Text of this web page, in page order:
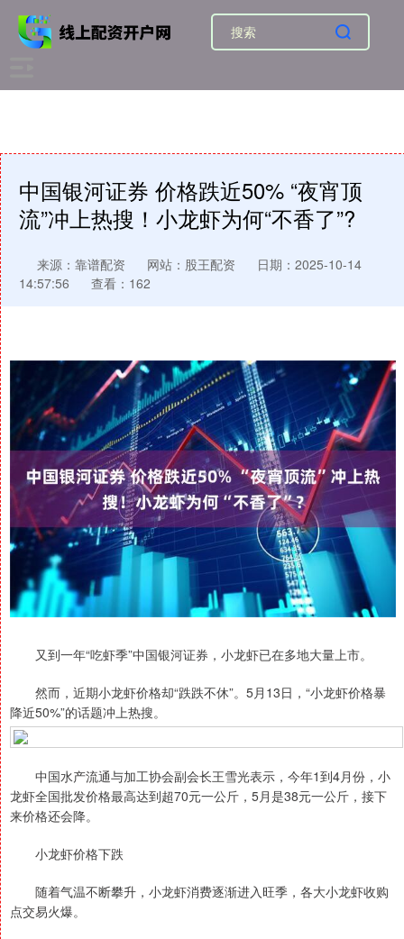
中国银河证券 价格跌近50% “夜宵顶
流”冲上热搜！小龙虾为何“不香了”?
来源：靠谱配资 网站：股王配资
日期：2025-10-14
14:57:56
查看：162
又到一年“吃虾季”中国银河证券，小龙虾已在多地大量上市。
然而，近期小龙虾价格却“跌跌不休”。5月13日，“小龙虾价格暴
降近50%”的话题冲上热搜。
中国水产流通与加工协会副会长王雪光表示，今年1到4月份，小
龙虾全国批发价格最高达到超70元一公斤，5月是38元一公斤，接下
来价格还会降。
小龙虾价格下跌
随着气温不断攀升，小龙虾消费逐渐进入旺季，各大小龙虾收购
点交易火爆。